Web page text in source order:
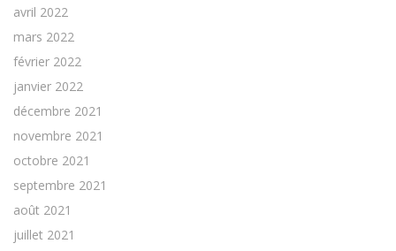
avril 2022
mars 2022
février 2022
janvier 2022
décembre 2021
novembre 2021
octobre 2021
septembre 2021
août 2021
juillet 2021